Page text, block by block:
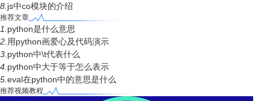
8. js中co模块的介绍
推荐文章
1. python是什么意思
2. 用python画爱心及代码演示
3. python中\t代表什么
4. python中大于等于怎么表示
5. eval在python中的意思是什么
推荐视频教程